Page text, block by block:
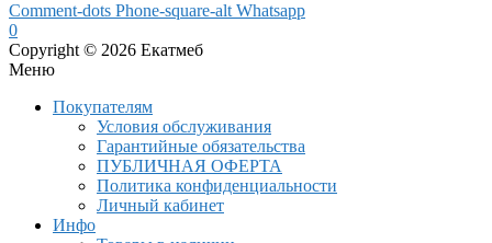
Comment-dots Phone-square-alt Whatsapp
0
Copyright © 2026 Екатмеб
Меню
Покупателям
Условия обслуживания
Гарантийные обязательства
ПУБЛИЧНАЯ ОФЕРТА
Политика конфиденциальности
Личный кабинет
Инфо